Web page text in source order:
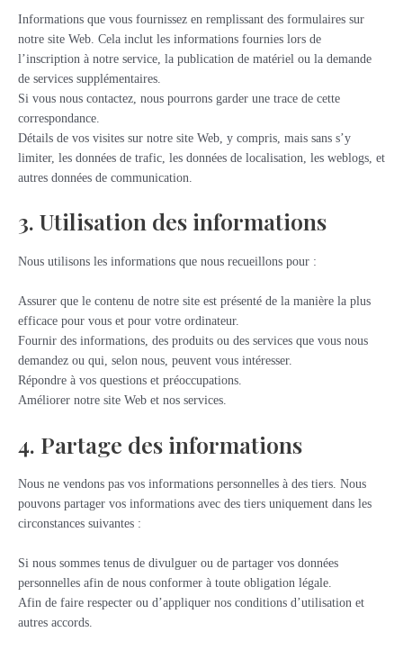
Informations que vous fournissez en remplissant des formulaires sur
notre site Web. Cela inclut les informations fournies lors de
l’inscription à notre service, la publication de matériel ou la demande
de services supplémentaires.
Si vous nous contactez, nous pourrons garder une trace de cette
correspondance.
Détails de vos visites sur notre site Web, y compris, mais sans s’y
limiter, les données de trafic, les données de localisation, les weblogs, et
autres données de communication.
3. Utilisation des informations
Nous utilisons les informations que nous recueillons pour :
Assurer que le contenu de notre site est présenté de la manière la plus
efficace pour vous et pour votre ordinateur.
Fournir des informations, des produits ou des services que vous nous
demandez ou qui, selon nous, peuvent vous intéresser.
Répondre à vos questions et préoccupations.
Améliorer notre site Web et nos services.
4. Partage des informations
Nous ne vendons pas vos informations personnelles à des tiers. Nous
pouvons partager vos informations avec des tiers uniquement dans les
circonstances suivantes :
Si nous sommes tenus de divulguer ou de partager vos données
personnelles afin de nous conformer à toute obligation légale.
Afin de faire respecter ou d’appliquer nos conditions d’utilisation et
autres accords.